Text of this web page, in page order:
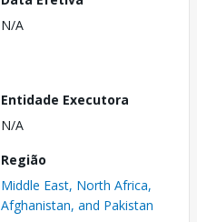
N/A
Entidade Executora
N/A
Região
Middle East, North Africa,
Afghanistan, and Pakistan